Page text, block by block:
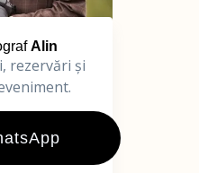
Alin
rezervări și